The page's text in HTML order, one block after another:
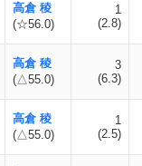
高倉 稜
(☆56.0)
1
(2.8)
高倉 稜
(△55.0)
3
(6.3)
高倉 稜
(△55.0)
1
(2.5)